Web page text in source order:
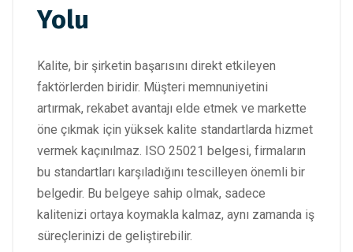
Yolu
Kalite, bir şirketin başarısını direkt etkileyen
faktörlerden biridir. Müşteri memnuniyetini
artırmak, rekabet avantajı elde etmek ve markette
öne çıkmak için yüksek kalite standartlarda hizmet
vermek kaçınılmaz. ISO 25021 belgesi, firmaların
bu standartları karşıladığını tescilleyen önemli bir
belgedir. Bu belgeye sahip olmak, sadece
kalitenizi ortaya koymakla kalmaz, aynı zamanda iş
süreçlerinizi de geliştirebilir.